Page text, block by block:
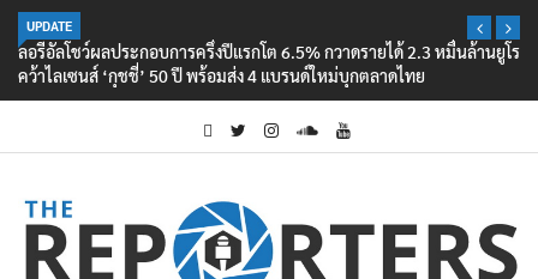
UPDATE
ลอรีอัลโชว์ผลประกอบการครึ่งปีแรกโต 6.5% กวาดรายได้ 2.3 หมื่นล้านยูโร
คว้าไลเซนส์ ‘กุชชี่’ 50 ปี พร้อมส่ง 4 แบรนด์ใหม่บุกตลาดไทย